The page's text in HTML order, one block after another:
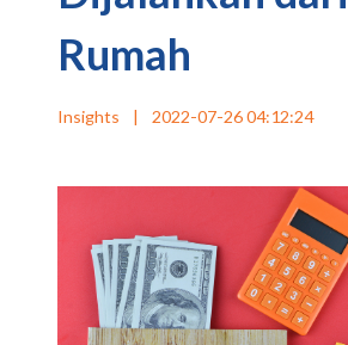
Rumah
Insights | 2022-07-26 04:12:24